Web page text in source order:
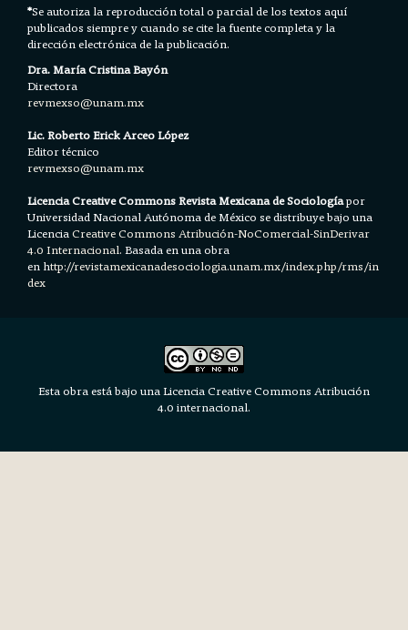
*Se autoriza la reproducción total o parcial de los textos aquí
publicados siempre y cuando se cite la fuente completa y la
dirección electrónica de la publicación.
Dra. María Cristina Bayón
Directora
revmexso@unam.mx
Lic. Roberto Erick Arceo López
Editor técnico
revmexso@unam.mx
Licencia Creative Commons Revista Mexicana de Sociologíapor
Universidad Nacional Autónoma de México se distribuye bajo una
LicenciaCreative Commons Atribución-NoComercial-SinDerivar
4.0 Internacional.Basada en una obra
en http://revistamexicanadesociologia.unam.mx/index.php/rms/in
dex
Esta obra está bajo una Licencia Creative Commons Atribución
4.0 internacional.